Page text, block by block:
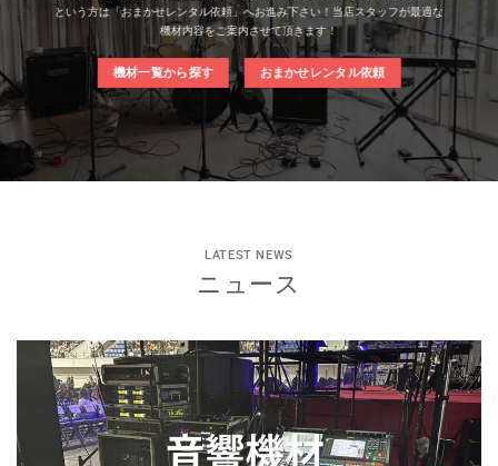
という方は「おまかせレンタル依頼」へお進み下さい！当店スタッフが最適な
機材内容をご案内させて頂きます！
機材一覧から探す おまかせレンタル依頼
LATEST NEWS
ニュース